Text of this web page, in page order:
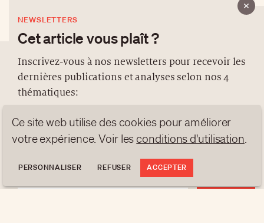
NEWSLETTERS
Cet article vous plaît ?
Inscrivez-vous à nos newsletters pour recevoir les
dernières publications et analyses selon nos 4
thématiques:
NEWS GEN Z
ANALYSES
TRENDS TO WATCH
À PROPOS
PROTECTION DES DONNÉES
contact@luxurytribune.com
Conçu parAntistatique
Ce site web utilise des cookies pour améliorer
votre expérience. Voir les conditions d'utilisation
PERSONNALISER REFUSER ACCEPTER